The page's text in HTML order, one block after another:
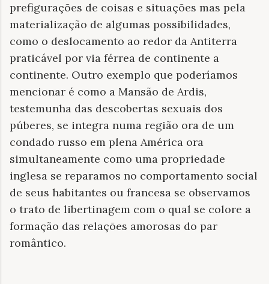
prefigurações de coisas e situações mas pela
materialização de algumas possibilidades,
como o deslocamento ao redor da Antiterra
praticável por via férrea de continente a
continente. Outro exemplo que poderíamos
mencionar é como a Mansão de Ardis,
testemunha das descobertas sexuais dos
púberes, se integra numa região ora de um
condado russo em plena América ora
simultaneamente como uma propriedade
inglesa se reparamos no comportamento social
de seus habitantes ou francesa se observamos
o trato de libertinagem com o qual se colore a
formação das relações amorosas do par
romântico.